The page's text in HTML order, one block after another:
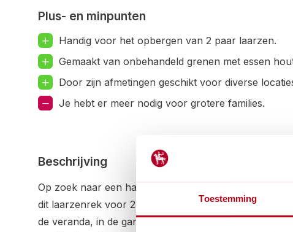
Toestemming
Plus- en minpunten
Handig voor het opbergen van 2 paar laarzen.
Gemaakt van onbehandeld grenen met essen
Door zijn afmetingen geschikt voor diverse
Je hebt er meer nodig voor grotere families.
Beschrijving
Op zoek naar een handige manier om je laarzen op te
dit laarzenrek voor 2 paar laarzen. Het past overal -
de veranda, in de gang, schuur, garderobe of zelfs in